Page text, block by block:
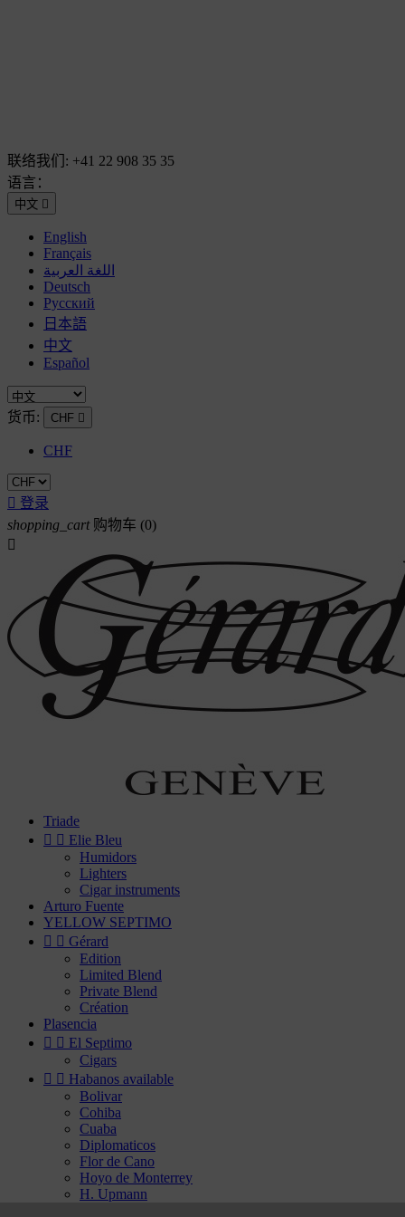
联络我们: +41 22 908 35 35
语言：
中文 
English
Français
اللغة العربية
Deutsch
Русский
日本語
中文
Español
货币: CHF 
CHF
 登录
shopping_cart 购物车 (0)

Triade
  Elie Bleu
Humidors
Lighters
Cigar instruments
Arturo Fuente
YELLOW SEPTIMO
  Gérard
Edition
Limited Blend
Private Blend
Création
Plasencia
  El Septimo
Cigars
  Habanos available
Bolivar
Cohiba
Cuaba
Diplomaticos
Flor de Cano
Hoyo de Monterrey
H. Upmann